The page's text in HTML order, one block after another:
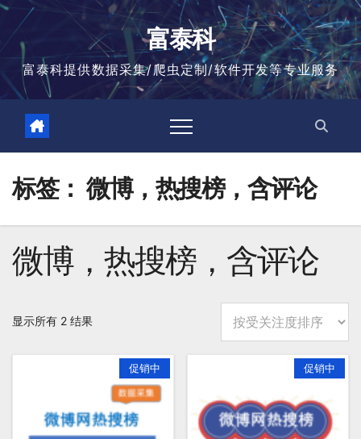
跳
富泰科
富泰科提供数据采集/爬虫定制/软件开发等专业服务
标签： 微博，热搜榜，含评论
微博，热搜榜，含评论
显示所有 2 结果按
评
促销中 促销中